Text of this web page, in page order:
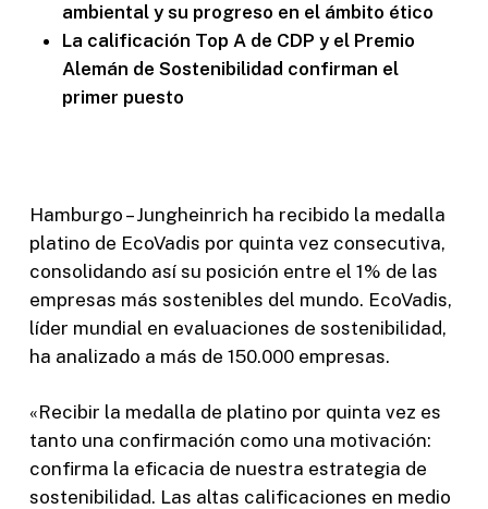
ambiental y su progreso en el ámbito ético
La calificación Top A de CDP y el Premio
Alemán de Sostenibilidad confirman el
primer puesto
Hamburgo – Jungheinrich ha recibido la medalla
platino de EcoVadis por quinta vez consecutiva,
consolidando así su posición entre el 1% de las
empresas más sostenibles del mundo. EcoVadis,
líder mundial en evaluaciones de sostenibilidad,
ha analizado a más de 150.000 empresas.
«Recibir la medalla de platino por quinta vez es
tanto una confirmación como una motivación:
confirma la eficacia de nuestra estrategia de
sostenibilidad. Las altas calificaciones en medio